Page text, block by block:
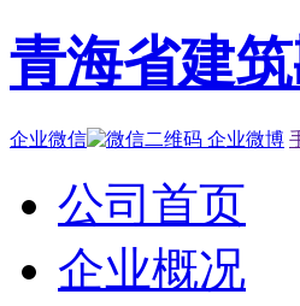
青海省建
企业微信 企业微博
公司首页
企业概况